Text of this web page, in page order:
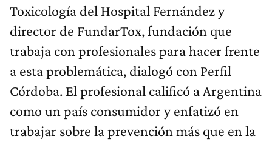
Toxicología del Hospital Fernández y
director de FundarTox, fundación que
trabaja con profesionales para hacer frente
a esta problemática, dialogó con Perfil
Córdoba. El profesional calificó a Argentina
como un país consumidor y enfatizó en
trabajar sobre la prevención más que en la